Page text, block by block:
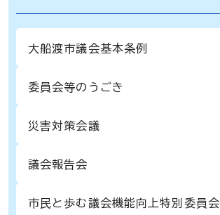
大船渡市議会基本条例
委員会等のうごき
災害対策会議
議会報告会
市民と歩む議会機能向上特別委員会